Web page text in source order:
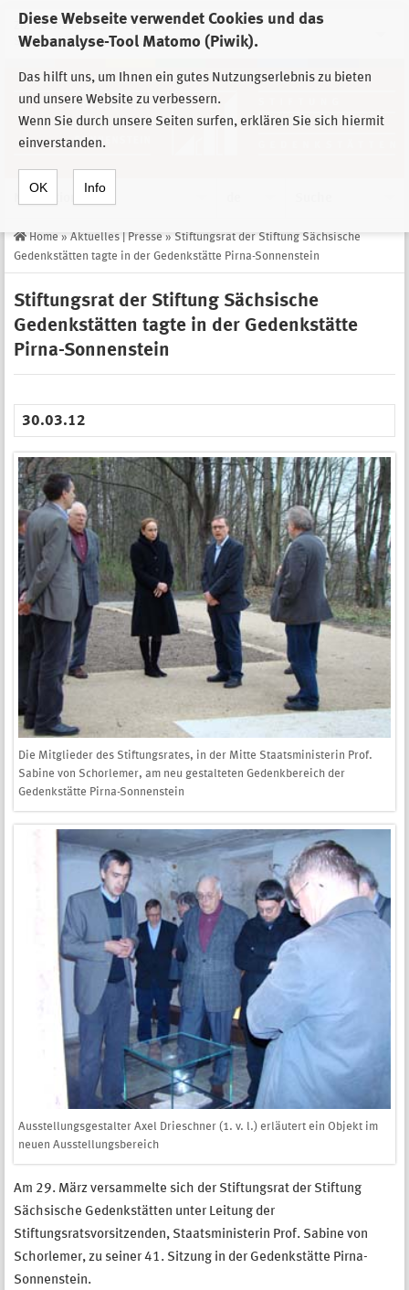
Diese Webseite verwendet Cookies und das
Webanalyse-Tool Matomo (Piwik).
Das hilft uns, um Ihnen ein gutes Nutzungserlebnis zu bieten
und unsere Website zu verbessern.
Wenn Sie durch unsere Seiten surfen, erklären Sie sich hiermit
einverstanden.
OK Info
Zur Auswahl der Einrichtungen der
Stiftung Sächsische Gedenkstätten
Home » Aktuelles | Presse » Stiftungsrat der Stiftung Sächsische
Gedenkstätten tagte in der Gedenkstätte Pirna-Sonnenstein
Stiftungsrat der Stiftung Sächsische
Gedenkstätten tagte in der Gedenkstätte
Pirna-Sonnenstein
30.03.12
Die Mitglieder des Stiftungsrates, in der Mitte Staatsministerin Prof.
Sabine von Schorlemer, am neu gestalteten Gedenkbereich der
Gedenkstätte Pirna-Sonnenstein
Ausstellungsgestalter Axel Drieschner (1. v. l.) erläutert ein Objekt im
neuen Ausstellungsbereich
Am 29. März versammelte sich der Stiftungsrat der Stiftung
Sächsische Gedenkstätten unter Leitung der
Stiftungsratsvorsitzenden, Staatsministerin Prof. Sabine von
Schorlemer, zu seiner 41. Sitzung in der Gedenkstätte Pirna-
Sonnenstein.